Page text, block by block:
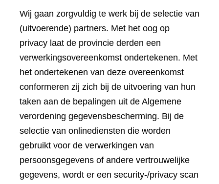
Wij gaan zorgvuldig te werk bij de selectie van
(uitvoerende) partners. Met het oog op
privacy laat de provincie derden een
verwerkingsovereenkomst ondertekenen. Met
het ondertekenen van deze overeenkomst
conformeren zij zich bij de uitvoering van hun
taken aan de bepalingen uit de Algemene
verordening gegevensbescherming. Bij de
selectie van onlinediensten die worden
gebruikt voor de verwerkingen van
persoonsgegevens of andere vertrouwelijke
gegevens, wordt er een security-/privacy scan